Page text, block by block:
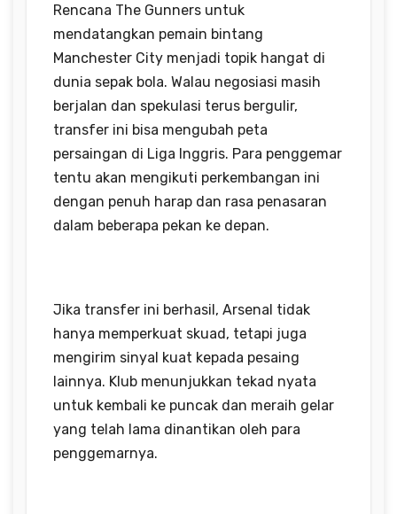
Rencana The Gunners untuk
mendatangkan pemain bintang
Manchester City menjadi topik hangat di
dunia sepak bola. Walau negosiasi masih
berjalan dan spekulasi terus bergulir,
transfer ini bisa mengubah peta
persaingan di Liga Inggris. Para penggemar
tentu akan mengikuti perkembangan ini
dengan penuh harap dan rasa penasaran
dalam beberapa pekan ke depan.
Jika transfer ini berhasil, Arsenal tidak
hanya memperkuat skuad, tetapi juga
mengirim sinyal kuat kepada pesaing
lainnya. Klub menunjukkan tekad nyata
untuk kembali ke puncak dan meraih gelar
yang telah lama dinantikan oleh para
penggemarnya.